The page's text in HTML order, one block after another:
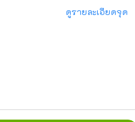
ดูรายละเอียดจุด